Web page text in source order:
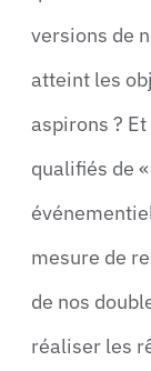
versions de
atteint les
aspirons ?
qualifiés de
mesure de
de nos
réaliser les